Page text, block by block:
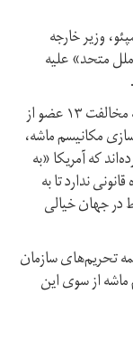
وزیر خارجه
متحد» علیه
سعید خطیب‌زاده روز جمعه در توییتر خود با اشاره به مخالفت ۱۳ عضو از
مکانیسم ماشه،
که آمریکا «به
ندارد تا به
در جهان خیالی
تحریم‌های سازمان
از سوی این